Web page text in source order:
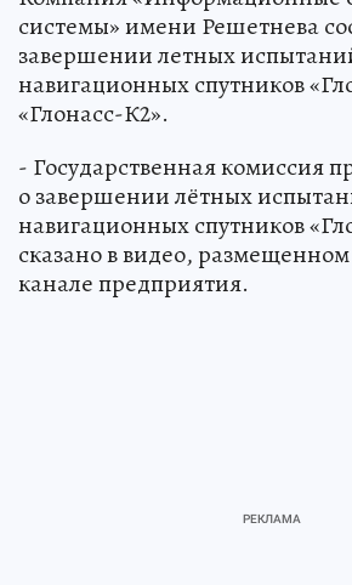
системы» имени Решетнева
завершении летных
навигационных спутников
«Глонасс-К2».
- Государственная комиссия
о завершении лётных
навигационных спутников
сказано в видео,
канале предприятия.